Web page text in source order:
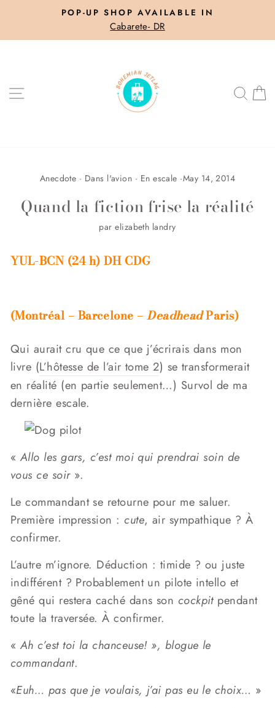
content
Pause
POP-UP SHOP AVAILABLE IN
Cabarete- DR
SITE NAVIGATION
Anecdote · Dans l'avion · En escale ·May 14, 2014
Quand la fiction frise la réalité
par elizabeth landry
YUL-BCN (24 h) DH CDG
(Montréal – Barcelone –DeadheadParis)
Qui aurait cru que ce que j’écrirais dans mon
livre (L’hôtesse de l’air tome 2) se transformerait
en réalité (en partie seulement…) Survol de ma
dernière escale.
« Allo les gars, c’est moi qui prendrai soin de
vous ce soir».
Le commandant se retourne pour me saluer.
Première impression : cute, air sympathique ? À
confirmer.
L’autre m’ignore. Déduction : timide ? ou juste
indifférent ? Probablement un pilote intello et
gêné qui restera caché dans son cockpit pendant
toute la traversée. À confirmer.
«Ah c’est toi la chanceuse! », blogue le
commandant.
«Euh… pas que je voulais, j’ai pas eu le choix… »